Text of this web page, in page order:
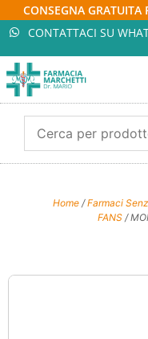
CONSEGNA GRATUITA
CONTATTACI SU
Home /Farmaci
FANS/